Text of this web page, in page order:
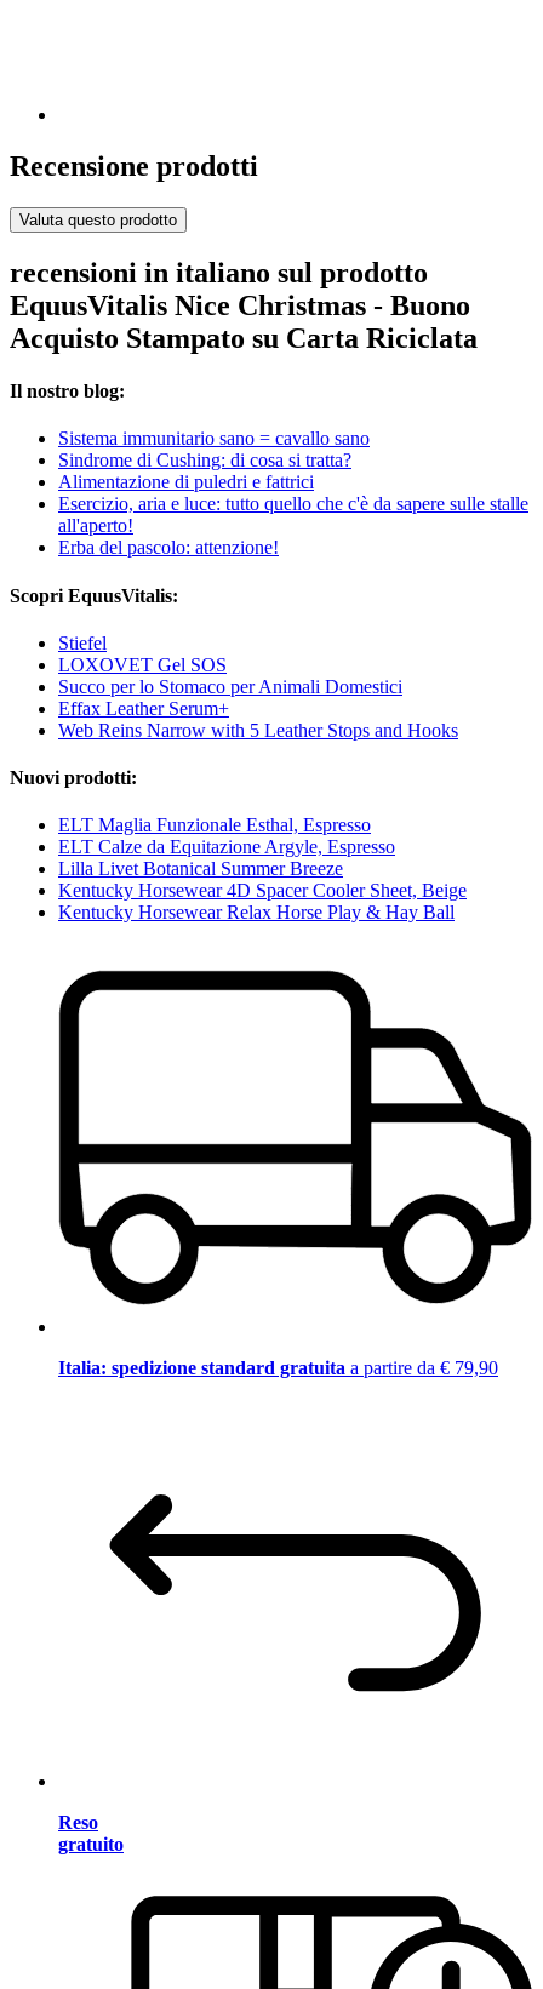
Recensione prodotti
Valuta questo prodotto
recensioni in italiano sul prodotto
EquusVitalis Nice Christmas - Buono
Acquisto Stampato su Carta Riciclata
Il nostro blog:
Sistema immunitario sano = cavallo sano
Sindrome di Cushing: di cosa si tratta?
Alimentazione di puledri e fattrici
Esercizio, aria e luce: tutto quello che c'è da sapere sulle stalle
all'aperto!
Erba del pascolo: attenzione!
Scopri EquusVitalis:
Stiefel
LOXOVET Gel SOS
Succo per lo Stomaco per Animali Domestici
Effax Leather Serum+
Web Reins Narrow with 5 Leather Stops and Hooks
Nuovi prodotti:
ELT Maglia Funzionale Esthal, Espresso
ELT Calze da Equitazione Argyle, Espresso
Lilla Livet Botanical Summer Breeze
Kentucky Horsewear 4D Spacer Cooler Sheet, Beige
Kentucky Horsewear Relax Horse Play & Hay Ball
Italia: spedizione standard gratuita a partire da € 79,90
Reso
gratuito